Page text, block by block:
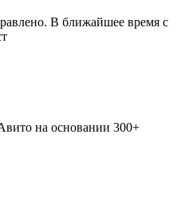
В ближайшее время с
на основании 300+